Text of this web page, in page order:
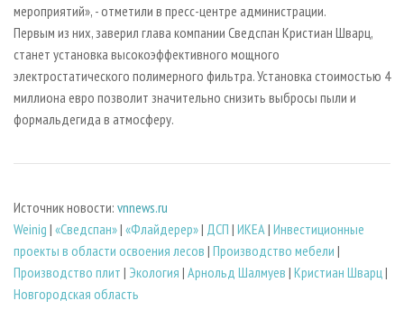
мероприятий», - отметили в пресс-центре администрации.
Первым из них, заверил глава компании Сведспан Кристиан Шварц,
станет установка высокоэффективного мощного
электростатического полимерного фильтра. Установка стоимостью 4
миллиона евро позволит значительно снизить выбросы пыли и
формальдегида в атмосферу.
Источник новости: vnnews.ru
Weinig | «Сведспан»| «Флайдерер»| ДСП | ИКЕА| Инвестиционные
проекты в области освоения лесов | Производство мебели |
Производство плит | Экология | Арнольд Шалмуев | Кристиан Шварц|
Новгородская область